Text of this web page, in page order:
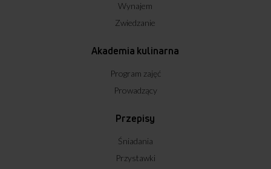
Wynajem
Zwiedzanie
Akademia kulinarna
Program zajęć
Prowadzący
Przepisy
Śniadania
Przystawki